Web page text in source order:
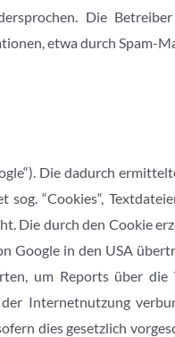
Die
etwa durch Spam-
Die dadurch
“Cookies“,
Die durch den Cookie
Google in den USA
um Reports über
Internetnutzung
dies gesetzlich